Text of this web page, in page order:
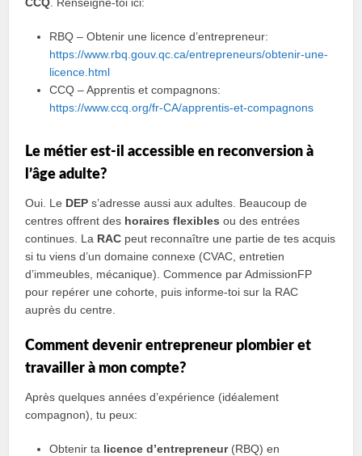
RBQ – Obtenir une licence d’entrepreneur:
https://www.rbq.gouv.qc.ca/entrepreneurs/obtenir-une-
licence.html
CCQ – Apprentis et compagnons:
https://www.ccq.org/fr-CA/apprentis-et-compagnons
Le métier est-il accessible en reconversion à
l’âge adulte?
Oui. Le DEP s’adresse aussi aux adultes. Beaucoup de
centres offrent des horaires flexibles ou des entrées
continues. La RAC peut reconnaître une partie de tes acquis
si tu viens d’un domaine connexe (CVAC, entretien
d’immeubles, mécanique). Commence par AdmissionFP
pour repérer une cohorte, puis informe-toi sur la RAC
auprès du centre.
Comment devenir entrepreneur plombier et
travailler à mon compte?
Après quelques années d’expérience (idéalement
compagnon), tu peux:
Obtenir ta licence d’entrepreneur(RBQ) en